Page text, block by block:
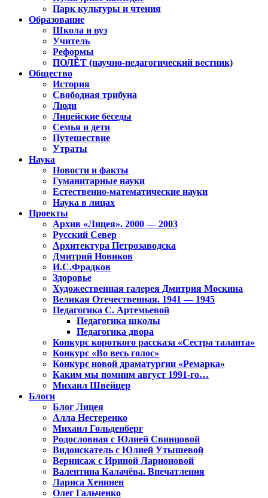
Парк культуры и чтения
Образование
Школа и вуз
Учитель
Реформы
ПОЛЁТ (научно-педагогический вестник)
Общество
История
Свободная трибуна
Люди
Лицейские беседы
Семья и дети
Путешествие
Утраты
Наука
Новости и факты
Гуманитарные науки
Естественно-математические науки
Наука в лицах
Проекты
Архив «Лицея». 2000 — 2003
Русский Север
Архитектура Петрозаводска
Дмитрий Новиков
И.С.Фрадков
Здоровье
Художественная галерея Дмитрия Москина
Великая Отечественная. 1941 — 1945
Педагогика С. Артемьевой
Педагогика школы
Педагогика двора
Конкурс короткого рассказа «Сестра таланта»
Конкурс «Во весь голос»
Конкурс новой драматургии «Ремарка»
Каким мы помним август 1991-го…
Михаил Швейцер
Блоги
Блог Лицея
Алла Нестеренко
Михаил Гольденберг
Родословная с Юлией Свинцовой
Видоискатель с Юлией Утышевой
Вернисаж с Ириной Ларионовой
Валентина Калачёва. Впечатления
Лариса Хенинен
Олег Гальченко